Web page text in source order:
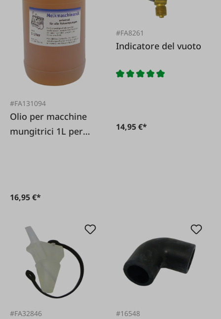
#FA131094
Olio per macchine
mungitrici 1L per
16,95 €*
#FA8261
Indicatore del vuoto
14,95 €*
#FA32846 #16548